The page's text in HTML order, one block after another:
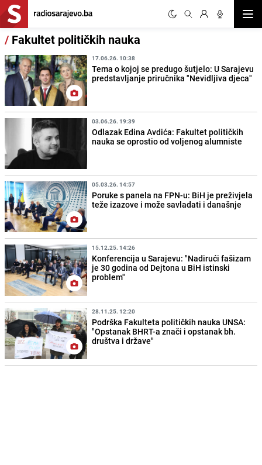
/ Fakultet političkih nauka
17.06.26. 10:38
Tema o kojoj se predugo šutjelo: U Sarajevu
predstavljanje priručnika "Nevidljiva djeca"
03.06.26. 19:39
Odlazak Edina Avdića: Fakultet političkih
nauka se oprostio od voljenog alumniste
05.03.26. 14:57
Poruke s panela na FPN-u: BiH je preživjela
teže izazove i može savladati i današnje
15.12.25. 14:26
Konferencija u Sarajevu: "Nadirući fašizam
je 30 godina od Dejtona u BiH istinski
problem"
28.11.25. 12:20
Podrška Fakulteta političkih nauka UNSA:
"Opstanak BHRT-a znači i opstanak bh.
društva i države"